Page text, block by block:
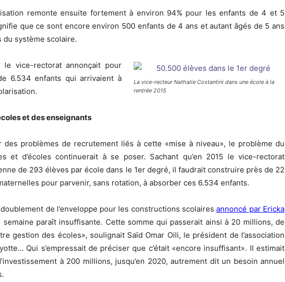
remonte ensuite fortement à environ 94% pour les enfants de 4 et 5
que ce sont encore environ 500 enfants de 4 ans et autant âgés de 5 ans
système scolaire.
La vice-recteur Nathalie Costantini dans une école à la
rentrée 2015
le vice-rectorat annonçait pour
6.534 enfants qui arrivaient à
et des enseignants
des problèmes de recrutement liés à cette «mise à niveau», le problème du
et d’écoles continuerait à se poser. Sachant qu’en 2015 le vice-rectorat
de 293 élèves par école dans le 1er degré, il faudrait construire près de 22
pour parvenir, sans rotation, à absorber ces 6.534 enfants.
de l’enveloppe pour les constructions scolairesannoncé par Ericka
semaine paraît insuffisante. Cette somme qui passerait ainsi à 20 millions, de
gestion des écoles», soulignait Saïd Omar Oili, le président de l’association
Qui s’empressait de préciser que c’était «encore insuffisant». Il estimait
à 200 millions, jusqu’en 2020, autrement dit un besoin annuel